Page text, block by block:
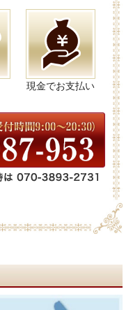
現金でお支払い